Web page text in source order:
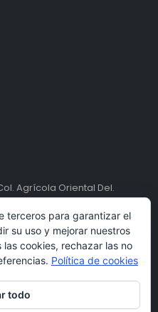
Agrícola Oriental Del.
terceros para garantizar el
su uso y mejorar nuestros
cookies, rechazar las no
Política de cookies
todo